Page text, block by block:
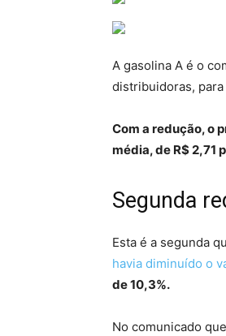
A gasolina A é o
distribuidoras,
Com a redução, o
média, de R$ 2,71
Segunda
Esta é a segunda
havia diminuído o
de 10,3%.
No comunicado